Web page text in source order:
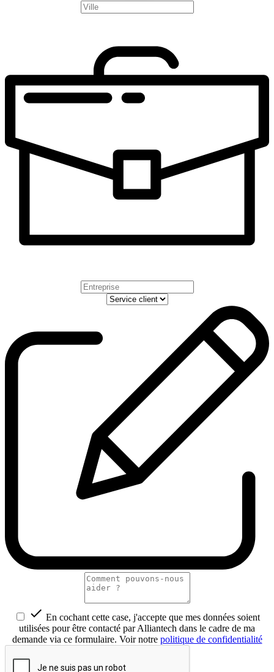
 En cochant cette case, j'accepte que mes données soient
utilisées pour être contacté par Alliantech dans le cadre de ma
demande via ce formulaire. Voir notre politique de confidentialité